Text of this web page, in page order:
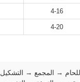
4-16
4-20